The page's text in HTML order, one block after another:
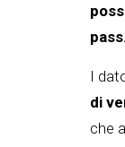
I
di
che